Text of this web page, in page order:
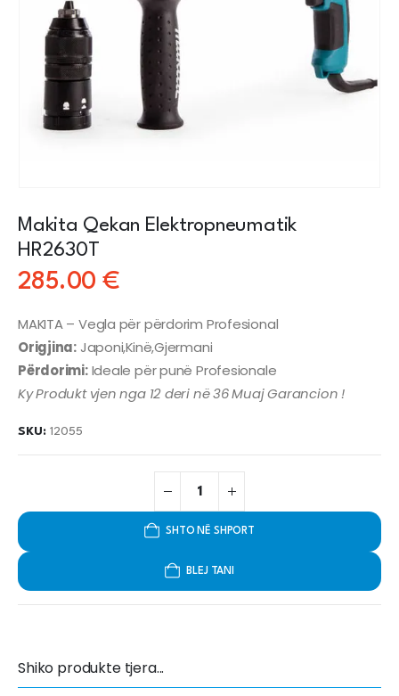
Makita Qekan Elektropneumatik
HR2630T
285.00 €
MAKITA – Vegla për përdorim Profesional
Origjina:Japoni,Kinë,Gjermani
Përdorimi:Ideale për punë Profesionale
Ky Produkt vjen nga 12 deri në 36 Muaj Garancion !
SKU: 12055
SHTO NË SHPORT
BLEJ TANI
Shiko produkte tjera...